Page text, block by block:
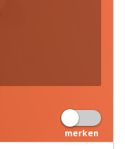
merken